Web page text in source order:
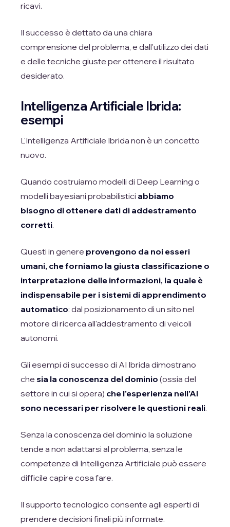
ricavi.
Il successo è dettato da una chiara
comprensione del problema, e dall'utilizzo dei dati
e delle tecniche giuste per ottenere il risultato
desiderato.
Intelligenza Artificiale Ibrida:
esempi
L'Intelligenza Artificiale Ibrida non è un concetto
nuovo.
Quando costruiamo modelli di Deep Learning o
modelli bayesiani probabilistici abbiamo
bisogno di ottenere dati di addestramento
corretti.
Questi in genere provengono da noi esseri
umani, che forniamo la giusta classificazione o
interpretazione delle informazioni, la quale è
indispensabile per i sistemi di apprendimento
automatico: dal posizionamento di un sito nel
motore di ricerca all'addestramento di veicoli
autonomi.
Gli esempi di successo di AI Ibrida dimostrano
che sia la conoscenza del dominio (ossia del
settore in cui si opera) che l'esperienza nell'AI
sono necessari per risolvere le questioni reali.
Senza la conoscenza del dominio la soluzione
tende a non adattarsi al problema, senza le
competenze di Intelligenza Artificiale può essere
difficile capire cosa fare.
Il supporto tecnologico consente agli esperti di
prendere decisioni finali più informate.